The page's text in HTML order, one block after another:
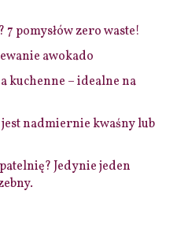
pomysłów zero waste!
awokado
kuchenne – idealne na
nadmiernie kwaśny lub
Jedynie jeden